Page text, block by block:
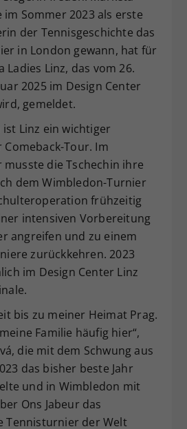
Sommer 2023 als erste
der Tennisgeschichte das
in London gewann, hat für
Ladies Linz, das vom 26.
2025 im Design Center
gemeldet.
Linz ein wichtiger
Tour. Im
musste die Tschechin ihre
dem Wimbledon-Turnier
frühzeitig
intensiven Vorbereitung
angreifen und zu einem
zurückkehren. 2023
im Design Center Linz
bis zu meiner Heimat Prag.
Familie häufig hier“,
die mit dem Schwung aus
das bisher beste Jahr
und in Wimbledon mit
Ons Jabeur das
Tennisturnier der Welt
Wert speichert Ihre Consent-
Unter anderem eine
generierte ID, für die
Speicherung Ihrer
Einstellungen, falls der
Betreiber dies eingestellt